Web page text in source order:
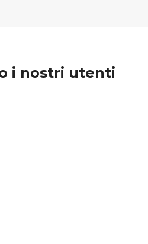
i nostri utenti